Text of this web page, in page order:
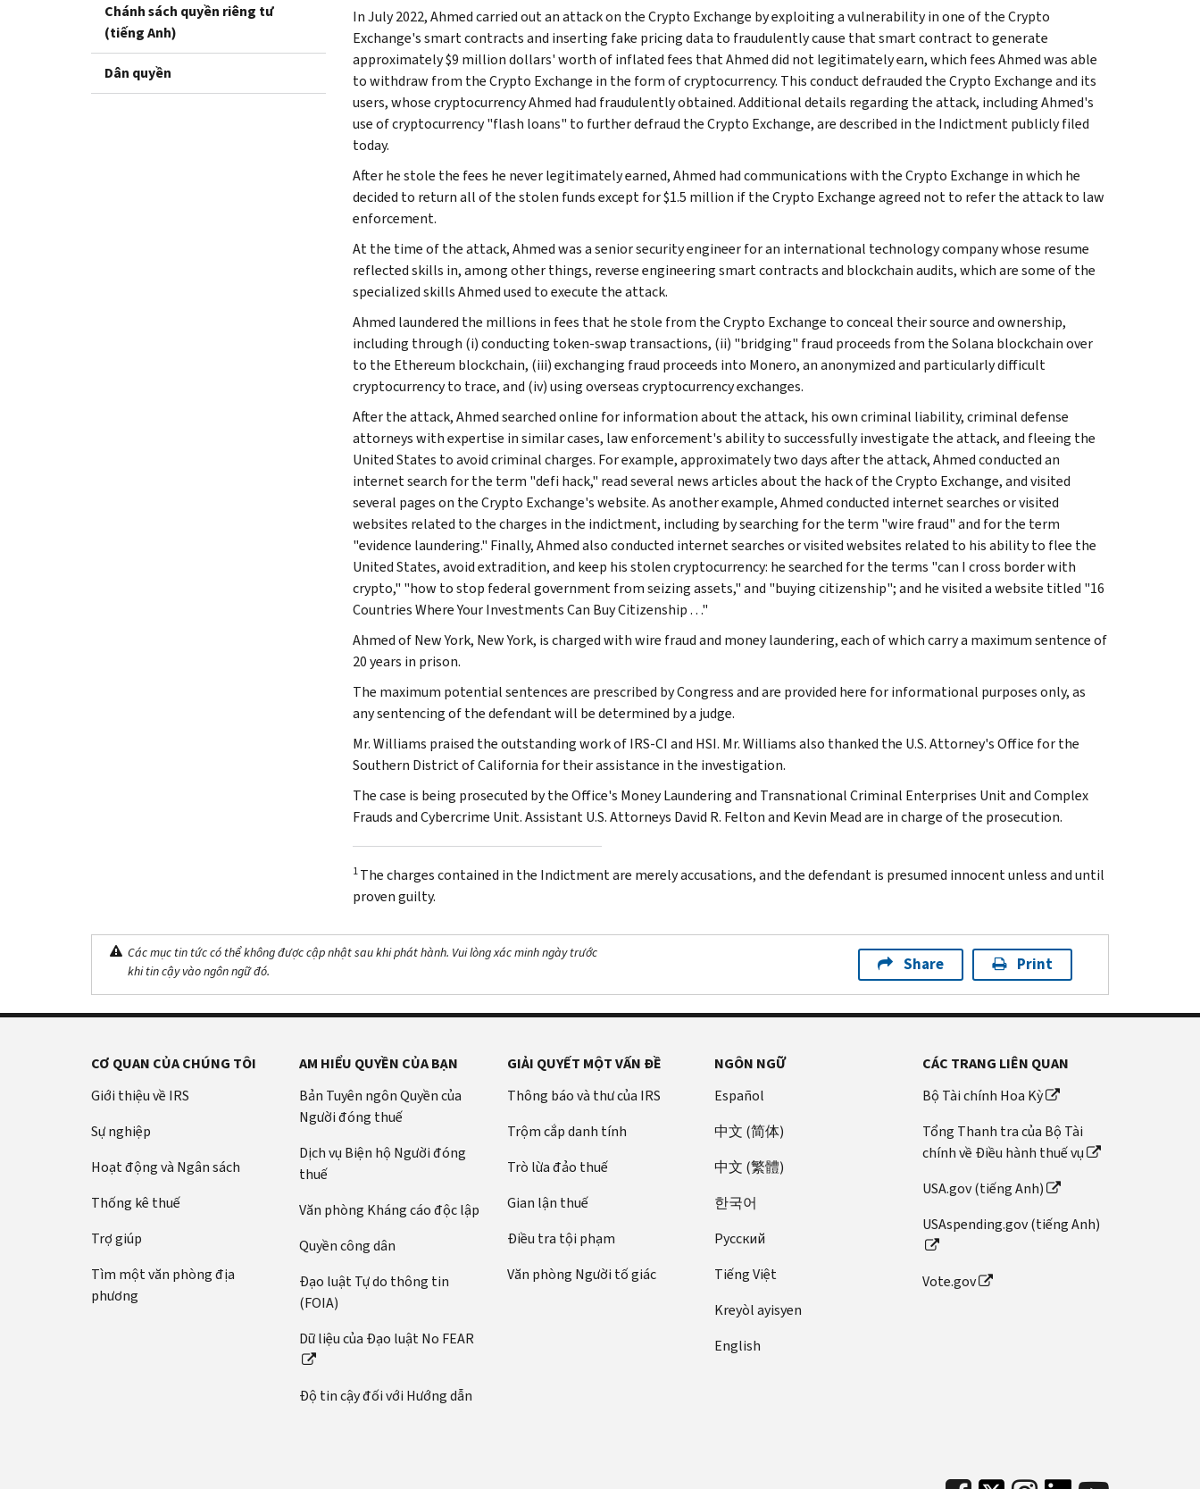
Chánh sách quyền riêng tư
(tiếng Anh)
Dân quyền
In July 2022, Ahmed carried out an attack on the Crypto Exchange by exploiting a vulnerability in one of the Crypto
Exchange's smart contracts and inserting fake pricing data to fraudulently cause that smart contract to generate
approximately $9 million dollars' worth of inflated fees that Ahmed did not legitimately earn, which fees Ahmed was able
to withdraw from the Crypto Exchange in the form of cryptocurrency. This conduct defrauded the Crypto Exchange and its
users, whose cryptocurrency Ahmed had fraudulently obtained. Additional details regarding the attack, including Ahmed's
use of cryptocurrency "flash loans" to further defraud the Crypto Exchange, are described in the Indictment publicly filed
today.
After he stole the fees he never legitimately earned, Ahmed had communications with the Crypto Exchange in which he
decided to return all of the stolen funds except for $1.5 million if the Crypto Exchange agreed not to refer the attack to law
enforcement.
At the time of the attack, Ahmed was a senior security engineer for an international technology company whose resume
reflected skills in, among other things, reverse engineering smart contracts and blockchain audits, which are some of the
specialized skills Ahmed used to execute the attack.
Ahmed laundered the millions in fees that he stole from the Crypto Exchange to conceal their source and ownership,
including through (i) conducting token-swap transactions, (ii) "bridging" fraud proceeds from the Solana blockchain over
to the Ethereum blockchain, (iii) exchanging fraud proceeds into Monero, an anonymized and particularly difficult
cryptocurrency to trace, and (iv) using overseas cryptocurrency exchanges.
After the attack, Ahmed searched online for information about the attack, his own criminal liability, criminal defense
attorneys with expertise in similar cases, law enforcement's ability to successfully investigate the attack, and fleeing the
United States to avoid criminal charges. For example, approximately two days after the attack, Ahmed conducted an
internet search for the term "defi hack," read several news articles about the hack of the Crypto Exchange, and visited
several pages on the Crypto Exchange's website. As another example, Ahmed conducted internet searches or visited
websites related to the charges in the indictment, including by searching for the term "wire fraud" and for the term
"evidence laundering." Finally, Ahmed also conducted internet searches or visited websites related to his ability to flee the
United States, avoid extradition, and keep his stolen cryptocurrency: he searched for the terms "can I cross border with
crypto," "how to stop federal government from seizing assets," and "buying citizenship"; and he visited a website titled "16
Countries Where Your Investments Can Buy Citizenship . . ."
Ahmed of New York, New York, is charged with wire fraud and money laundering, each of which carry a maximum sentence of
20 years in prison.
The maximum potential sentences are prescribed by Congress and are provided here for informational purposes only, as
any sentencing of the defendant will be determined by a judge.
Mr. Williams praised the outstanding work of IRS-CI and HSI. Mr. Williams also thanked the U.S. Attorney's Office for the
Southern District of California for their assistance in the investigation.
The case is being prosecuted by the Office's Money Laundering and Transnational Criminal Enterprises Unit and Complex
Frauds and Cybercrime Unit. Assistant U.S. Attorneys David R. Felton and Kevin Mead are in charge of the prosecution.
1The charges contained in the Indictment are merely accusations, and the defendant is presumed innocent unless and until
proven guilty.
Các mục tin tức có thể không được cập nhật sau khi phát hành. Vui lòng xác minh ngày trước
khi tin cậy vào ngôn ngữ đó.
Share Print
CƠ QUAN CỦA CHÚNG TÔI
Giới thiệu về IRS
Sự nghiệp
Hoạt động và Ngân sách
Thống kê thuế
Trợ giúp
Tìm một văn phòng địa
phương
AM HIỂU QUYỀN CỦA BẠN
Bản Tuyên ngôn Quyền của
Người đóng thuế
Dịch vụ Biện hộ Người đóng
thuế
Văn phòng Kháng cáo độc lập
Quyền công dân
Đạo luật Tự do thông tin
(FOIA)
Dữ liệu của Đạo luật No FEAR
Độ tin cậy đối với Hướng dẫn
GIẢI QUYẾT MỘT VẤN ĐỀ
Thông báo và thư của IRS
Trộm cắp danh tính
Trò lừa đảo thuế
Gian lận thuế
Điều tra tội phạm
Văn phòng Người tố giác
NGÔN NGỮ
Español
中文 (简体)
中文 (繁體)
한국어
Pусский
Tiếng Việt
Kreyòl ayisyen
English
CÁC TRANG LIÊN QUAN
Bộ Tài chính Hoa Kỳ
Tổng Thanh tra của Bộ Tài
chính về Điều hành thuế vụ
USA.gov (tiếng Anh)
USAspending.gov (tiếng Anh)
Vote.gov